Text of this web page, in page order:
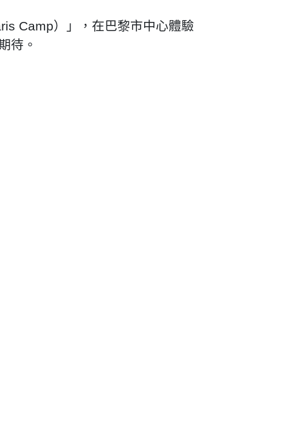
Camp）」，在巴黎市中心體驗
待。